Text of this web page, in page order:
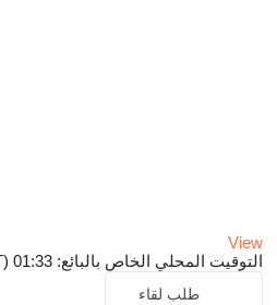
View
التوقيت المحلي الخاص بالبائع: 01:33 (CEST)
طلب لقاء